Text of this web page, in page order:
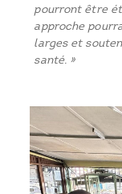
pourront être
approche
larges et
santé. »